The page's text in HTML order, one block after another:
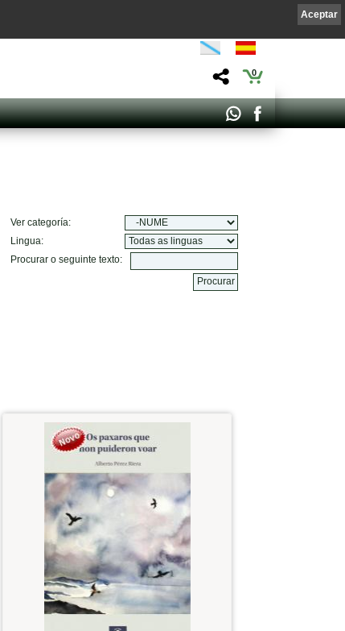
0
Ver categoría:
Lingua:
Procurar o seguinte texto:
Aceptar